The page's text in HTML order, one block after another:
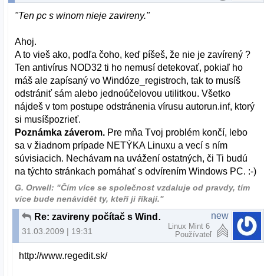
"Ten pc s winom nieje zavireny."
Ahoj.
A to vieš ako, podľa čoho, keď píšeš, že nie je zavírený ?
Ten antivírus NOD32 ti ho nemusí detekovať, pokiaľ ho
máš ale zapísaný vo Windóze_registroch, tak to musíš
odstrániť sám alebo jednoúčelovou utilitkou. Všetko
nájdeš v tom postupe odstránenia vírusu autorun.inf, ktorý
si musíšpozrieť.
Poznámka záverom. Pre mňa Tvoj problém končí, lebo
sa v žiadnom prípade NETÝKA Linuxu a vecí s ním
súvisiacich. Nechávam na uvážení ostatných, či Ti budú
na týchto stránkach pomáhať s odvírením Windows PC. :-)
G. Orwell: "Čím více se společnost vzdaluje od pravdy, tím
více bude nenávidět ty, kteří ji říkají."
Re: zavireny počítač s Windows
31.03.2009 | 19:31
new
Linux Mint 6
Používateľ
http://www.regedit.sk/